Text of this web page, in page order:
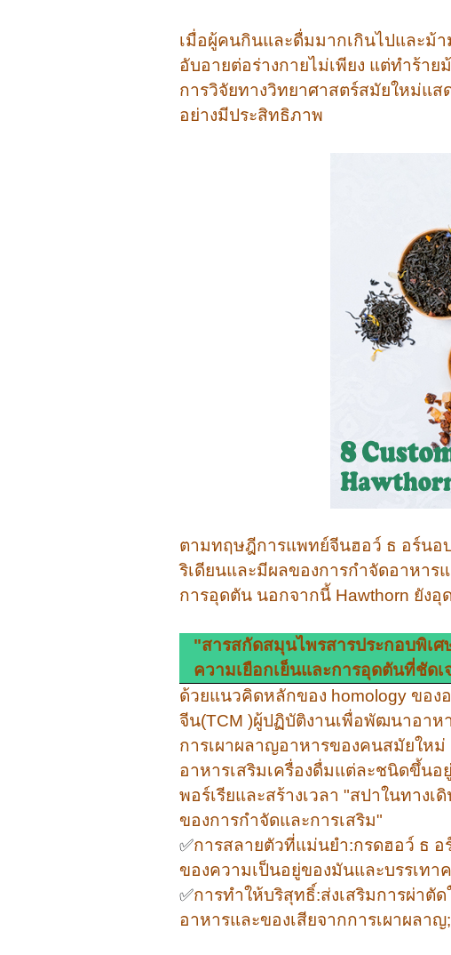
เมื่อผู้คนกินและดื่มมากเกินไปและม้
อับอายต่อร่างกายไม่เพียง แต่ทำร้า
การวิจัยทางวิทยาศาสตร์สมัยใหม่แส
อย่างมีประสิทธิภาพ
ตามทฤษฎีการแพทย์จีนฮอว์ ธ อร์นอ
ริเดียนและมีผลของการกำจัดอาหาร
การอุดตัน นอกจากนี้ Hawthorn ยัง
"สารสกัดสมุนไพรสารประกอบพิเ
ความเยือกเย็นและการอุดตันที่ชัด
ด้วยแนวคิดหลักของ homology ขอ
จีน(TCM )ผู้ปฏิบัติงานเพื่อพัฒนาอาห
การเผาผลาญอาหารของคนสมัยใหม่
อาหารเสริมเครื่องดื่มแต่ละชนิดขึ้น
พอร์เรียและสร้างเวลา "สปาในทาง
ของการกำจัดและการเสริม"
✅การสลายตัวที่แม่นยำ:กรดฮอว์ ธ อ
ของความเป็นอยู่ของมันและบรรเท
✅การทำให้บริสุทธิ์:ส่งเสริมการผ่าตั
อาหารและของเสียจากการเผาผลาญ;